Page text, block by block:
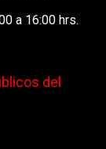
a 16:00 hrs.
del